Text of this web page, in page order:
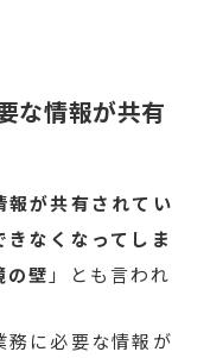
な情報が共有
報が共有されてい
なくなってしま
の壁 」とも言われ
務に必要な情報が